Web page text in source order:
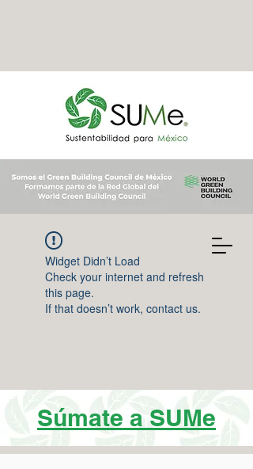
Widget Didn’t Load
Check your internet and refresh
this page.
If that doesn’t work, contact us.
Súmate a SUMe